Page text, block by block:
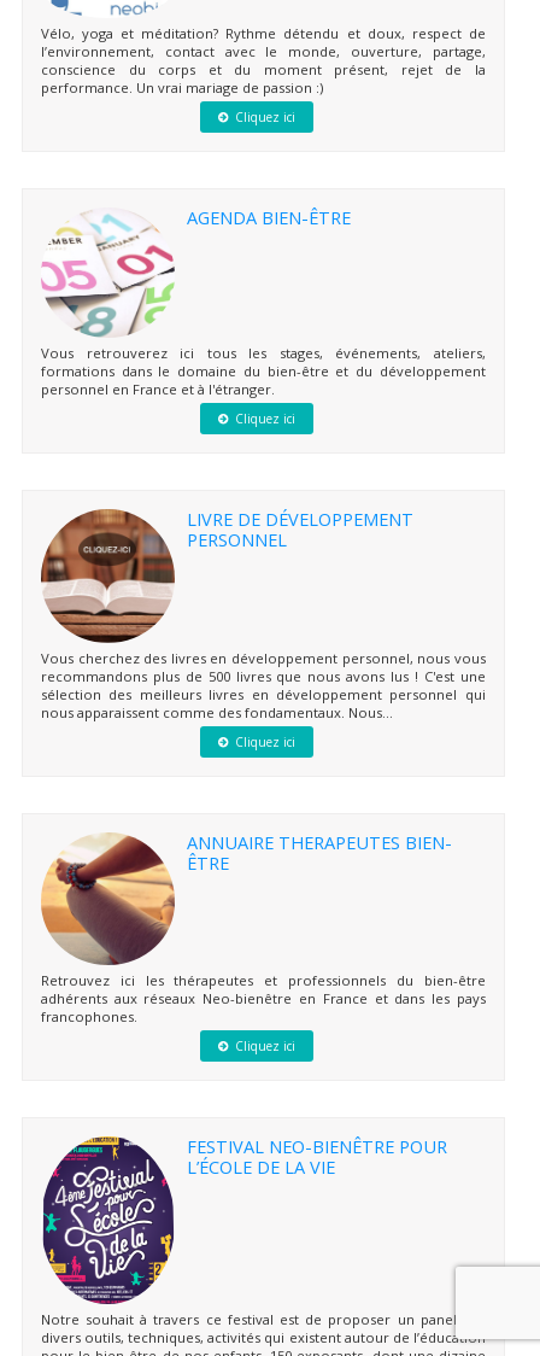
Vélo, yoga et méditation? Rythme détendu et doux, respect de
l’environnement, contact avec le monde, ouverture, partage,
conscience du corps et du moment présent, rejet de la
performance. Un vrai mariage de passion :)
Cliquez ici
AGENDA BIEN-ÊTRE
Vous retrouverez ici tous les stages, événements, ateliers,
formations dans le domaine du bien-être et du développement
personnel en France et à l'étranger.
Cliquez ici
LIVRE DE DÉVELOPPEMENT
PERSONNEL
Vous cherchez des livres en développement personnel, nous vous
recommandons plus de 500 livres que nous avons lus ! C'est une
sélection des meilleurs livres en développement personnel qui
nous apparaissent comme des fondamentaux. Nous...
Cliquez ici
ANNUAIRE THERAPEUTES BIEN-
ÊTRE
Retrouvez ici les thérapeutes et professionnels du bien-être
adhérents aux réseaux Neo-bienêtre en France et dans les pays
francophones.
Cliquez ici
FESTIVAL NEO-BIENÊTRE POUR
L’ÉCOLE DE LA VIE
Notre souhait à travers ce festival est de proposer un panel des
divers outils, techniques, activités qui existent autour de l’éducation